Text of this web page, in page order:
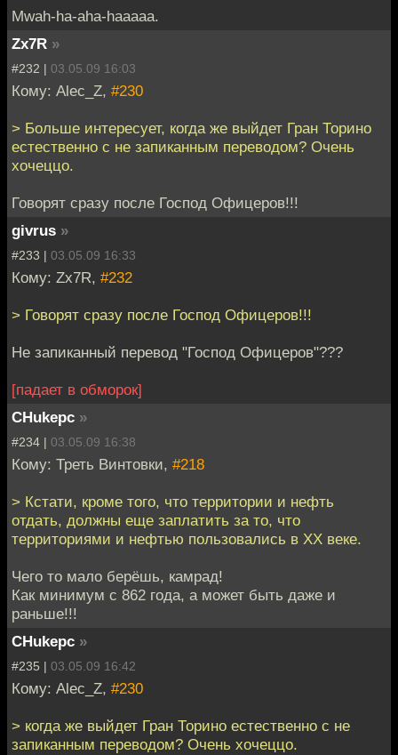
Mwah-ha-aha-haaaaa.
Zx7R »
#232 | 03.05.09 16:03
Кому: Alec_Z, #230
> Больше интересует, когда же выйдет Гран Торино
естественно с не запиканным переводом? Очень
хочеццо.
Говорят сразу после Господ Офицеров!!!
givrus »
#233 | 03.05.09 16:33
Кому: Zx7R, #232
> Говорят сразу после Господ Офицеров!!!
Не запиканный перевод "Господ Офицеров"???
[падает в обморок]
CHukepc »
#234 | 03.05.09 16:38
Кому: Треть Винтовки, #218
> Кстати, кроме того, что территории и нефть
отдать, должны еще заплатить за то, что
территориями и нефтью пользовались в ХХ веке.
Чего то мало берёшь, камрад!
Как минимум с 862 года, а может быть даже и
раньше!!!
CHukepc »
#235 | 03.05.09 16:42
Кому: Alec_Z, #230
> когда же выйдет Гран Торино естественно с не
запиканным переводом? Очень хочеццо.